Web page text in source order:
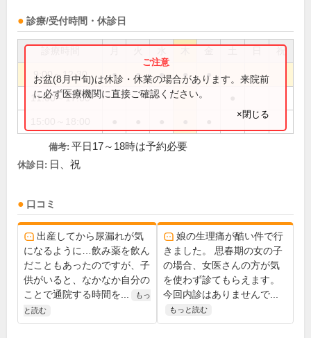
診療/受付時間・休診日
祝
9:00～12:30 ● ● ● ● ●
11:00～17:00
お盆(8月中旬)は休診・休業の場合があります。来院前
に必ず医療機関に直接ご確認ください。
×閉じる
備考: 平日17～18時は予約必要
休診日: 日、祝
口コミ
出産してから尿漏れが気
になるように…飲み薬を飲ん
だこともあったのですが、子
供がいると、なかなか自分の
ことで通院する時間を...
もっ
と読む
娘の生理痛が酷い件で行
きました。 思春期の女の子
の場合、女医さんの方が気
を使わず診てもらえます。
今回内診はありませんで...
もっと読む